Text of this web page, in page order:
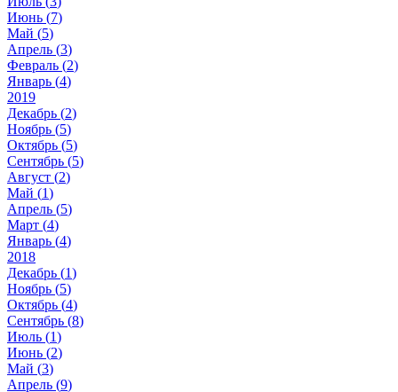
Июнь (7)
Май (5)
Апрель (3)
Февраль (2)
Январь (4)
2019
Декабрь (2)
Ноябрь (5)
Октябрь (5)
Сентябрь (5)
Август (2)
Май (1)
Апрель (5)
Март (4)
Январь (4)
2018
Декабрь (1)
Ноябрь (5)
Октябрь (4)
Сентябрь (8)
Июль (1)
Июнь (2)
Май (3)
Апрель (9)